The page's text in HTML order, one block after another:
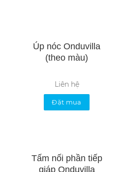
Úp nóc Onduvilla
(theo màu)
Liên hệ
Đặt mua
Tấm nối phần tiếp
giáp Onduvilla